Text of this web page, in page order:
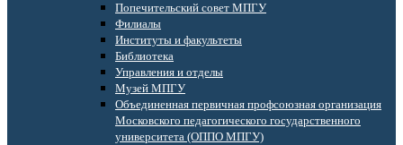
Попечительский совет МПГУ
Филиалы
Институты и факультеты
Библиотека
Управления и отделы
Музей МПГУ
Объединенная первичная профсоюзная организация
Московского педагогического государственного
университета (ОППО МПГУ)